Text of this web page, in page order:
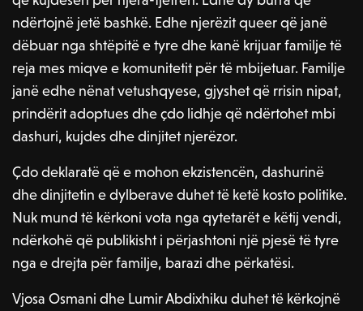
ndërtojnë jetë bashkë. Edhe njerëzit queer që janë
dëbuar nga shtëpitë e tyre dhe kanë krijuar familje të
reja mes miqve e komunitetit për të mbijetuar. Familje
janë edhe nënat vetushqyese, gjyshet që rrisin nipat,
prindërit adoptues dhe çdo lidhje që ndërtohet mbi
dashuri, kujdes dhe dinjitet njerëzor.
Çdo deklaratë që e mohon ekzistencën, dashurinë
dhe dinjitetin e dylberave duhet të ketë kosto politike.
Nuk mund të kërkoni vota nga qytetarët e këtij vendi,
ndërkohë që publikisht i përjashtoni një pjesë të tyre
nga e drejta për familje, barazi dhe përkatësi.
Vjosa Osmani dhe Lumir Abdixhiku duhet të kërkojnë